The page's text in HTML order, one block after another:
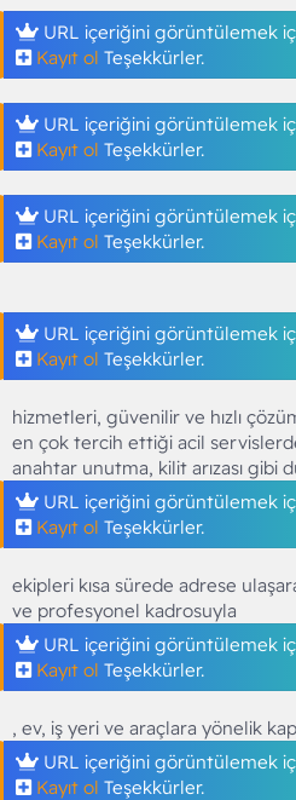
URL içeriğini görüntülemek
Kayıt ol Teşekkürler.
URL içeriğini görüntülemek
Kayıt ol Teşekkürler.
URL içeriğini görüntülemek
Kayıt ol Teşekkürler.
URL içeriğini görüntülemek
Kayıt ol Teşekkürler.
hizmetleri, güvenilir ve hızlı
en çok tercih ettiği acil
anahtar unutma, kilit arızası gibi
URL içeriğini görüntülemek
Kayıt ol Teşekkürler.
ekipleri kısa sürede adrese
ve profesyonel kadrosuyla
URL içeriğini görüntülemek
Kayıt ol Teşekkürler.
, ev, iş yeri ve araçlara yönelik
URL içeriğini görüntülemek
Kayıt ol Teşekkürler.